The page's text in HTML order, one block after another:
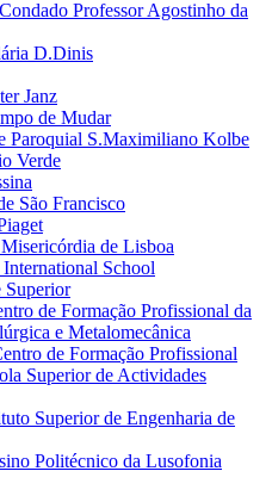
Professor Agostinho da
D.Dinis
Janz
de Mudar
Paroquial S.Maximiliano Kolbe
Verde
São Francisco
Misericórdia de Lisboa
School
Superior
de Formação Profissional da
e Metalomecânica
de Formação Profissional
Superior de Actividades
Superior de Engenharia de
Politécnico da Lusofonia